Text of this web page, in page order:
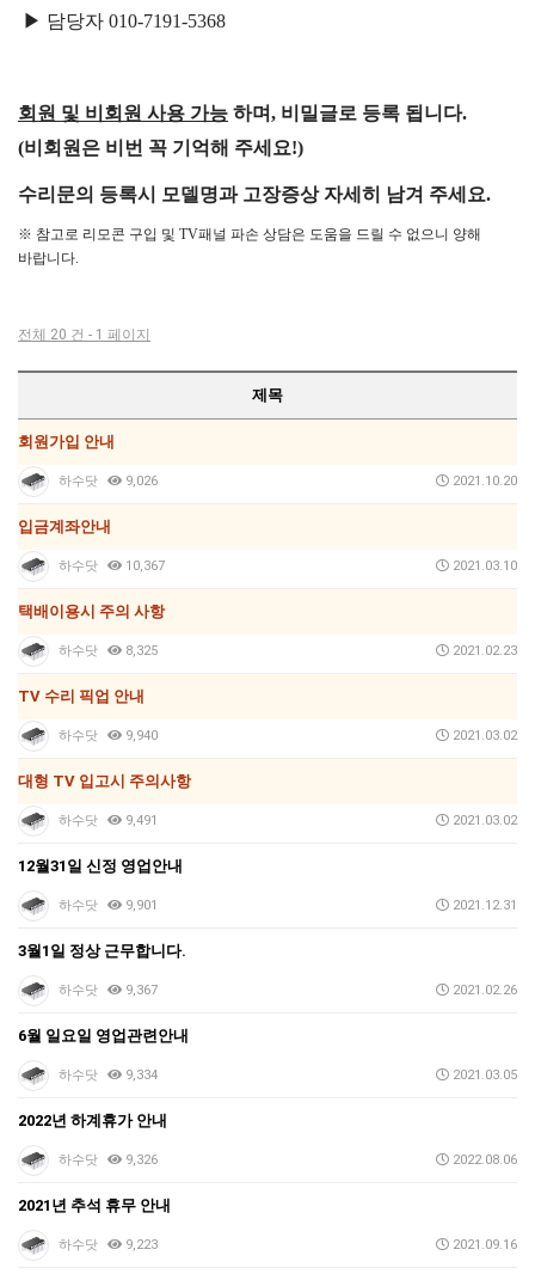
▶ 담당자 010-7191-5368
회원 및 비회원 사용 가능 하며, 비밀글로 등록 됩니다.
(비회원은 비번 꼭 기억해 주세요!)
수리문의 등록시 모델명과 고장증상자세히 남겨 주세요.
※ 참고로 리모콘 구입 및 TV패널 파손 상담은 도움을 드릴 수 없으니 양해
바랍니다.
전체 20 건 - 1 페이지
제목
회원가입 안내
하수닷 9,026 2021.10.20
입금계좌안내
하수닷 10,367 2021.03.10
택배이용시 주의 사항
하수닷 8,325 2021.02.23
TV 수리 픽업 안내
하수닷 9,940 2021.03.02
대형 TV 입고시 주의사항
하수닷 9,491 2021.03.02
12월31일 신정 영업안내
하수닷 9,901 2021.12.31
3월1일 정상 근무합니다.
하수닷 9,367 2021.02.26
6월 일요일 영업관련안내
하수닷 9,334 2021.03.05
2022년 하계휴가 안내
하수닷 9,326 2022.08.06
2021년 추석 휴무 안내
하수닷 9,223 2021.09.16